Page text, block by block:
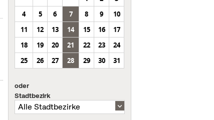
4
5 6 7 8 9
10
11
12 13 14 15 16
17
18
19 20 21 22 23
24
25
26 27 28 29 30 31
oder
Stadtbezirk